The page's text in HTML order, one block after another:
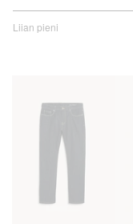
Liian pieni
/